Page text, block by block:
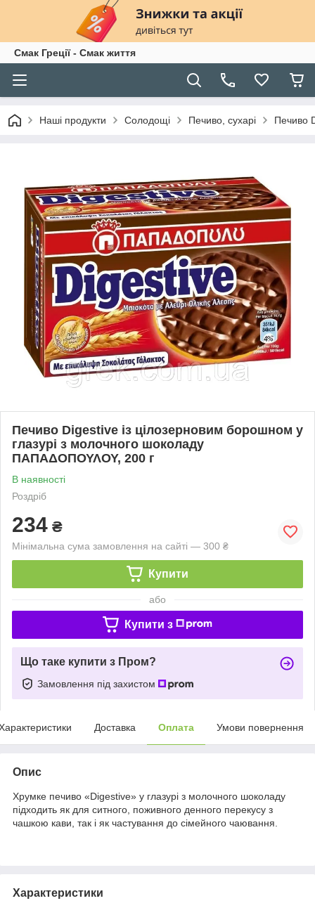
Смак Греції - Смак життя
Наші продукти Солодощі Печиво, сухарі Печиво
Печиво Digestive із цілозерновим борошном у
глазурі з молочного шоколаду
ΠΑΠΑΔΟΠΟΥΛΟΥ, 200 г
В наявності
Роздріб
234 ₴
Мінімальна сума замовлення на сайті — 300 ₴
Купити
або
Купити з
Що таке купити з Пром?
Замовлення під захистом
Доставка Оплата Умови повернення
Опис
Хрумке печиво «Digestive» у глазурі з молочного шоколаду
підходить як для ситного, поживного денного перекусу з
чашкою кави, так і як частування до сімейного чаювання.
Характеристики